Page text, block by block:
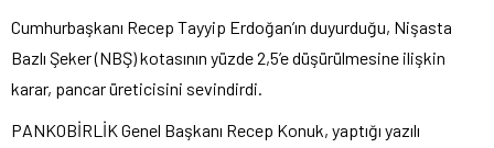
Cumhurbaşkanı Recep Tayyip Erdoğan’ın duyurduğu, Nişasta
Bazlı Şeker (NBŞ) kotasının yüzde 2,5’e düşürülmesine ilişkin
karar, pancar üreticisini sevindirdi.
PANKOBİRLİK Genel Başkanı Recep Konuk, yaptığı yazılı